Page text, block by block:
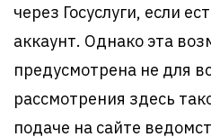
через Госуслуги, если
аккаунт. Однако эта
предусмотрена не для
рассмотрения здесь
подаче на сайте